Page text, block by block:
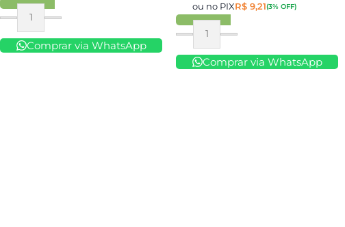
Comprar
Comprar via WhatsApp
ou no PIXR$ 9,21(3% OFF)
Comprar
Comprar via WhatsApp